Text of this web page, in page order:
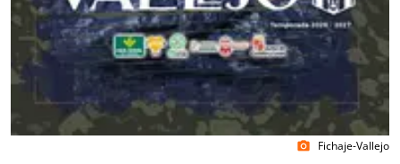
photo_camera Fichaje-Vallejo